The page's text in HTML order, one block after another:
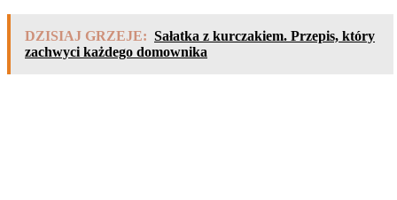
DZISIAJ GRZEJE: Sałatka z kurczakiem. Przepis, który
zachwyci każdego domownika